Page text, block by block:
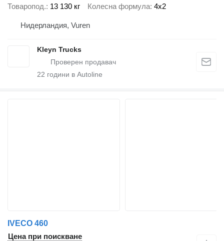
Товаропод. 13 130 кг Колесна формула 4x2
Нидерландия, Vuren
Kleyn Trucks
22 години в Autoline
IVECO 460
Цена при поискване